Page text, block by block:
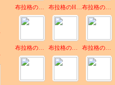
布拉格の小安然 布拉格のHf午夜 布拉格の紫疯
布拉格の轩辕 布拉格の玉玺 布拉格の安之若素